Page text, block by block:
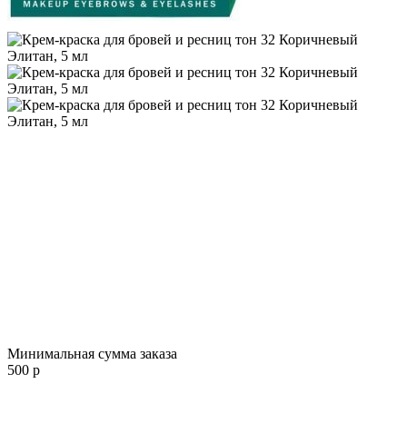
Минимальная сумма заказа
500 р